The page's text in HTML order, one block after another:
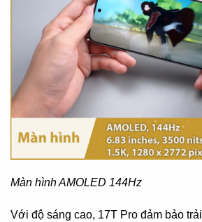
Màn hình AMOLED 144Hz
Với độ sáng cao, 17T Pro đảm bảo